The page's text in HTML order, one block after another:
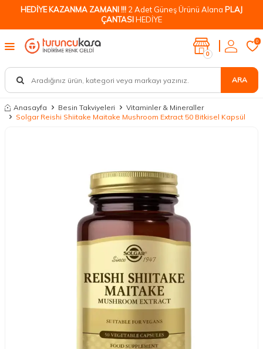
HEDİYE KAZANMA ZAMANI !!! 2 Adet Güneş Ürünü Alana PLAJ
ÇANTASIHEDİYE
ARA
0
0
Anasayfa Besin Takviyeleri
Vitaminler & Mineraller
Solgar Reishi Shiitake Maitake Mushroom Extract 50 Bitkisel Kapsül